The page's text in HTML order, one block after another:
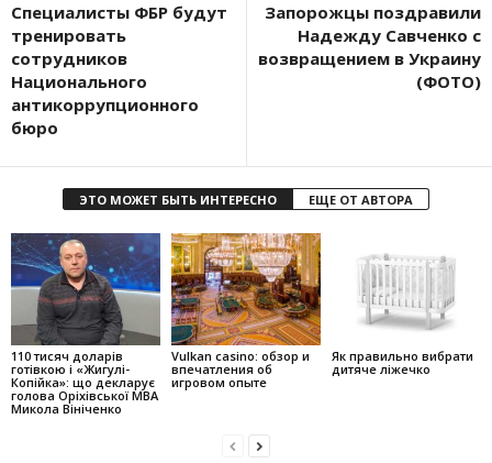
Специалисты ФБР будут
тренировать
сотрудников
Национального
антикоррупционного
бюро
Запорожцы поздравили
Надежду Савченко с
возвращением в Украину
(ФОТО)
ЭТО МОЖЕТ БЫТЬ ИНТЕРЕСНО ЕЩЕ ОТ АВТОРА
110 тисяч доларів
готівкою і «Жигулі-
Копійка»: що декларує
голова Оріхівської МВА
Микола Вініченко
Vulkan casino: обзор и
впечатления об
игровом опыте
Як правильно вибрати
дитяче ліжечко